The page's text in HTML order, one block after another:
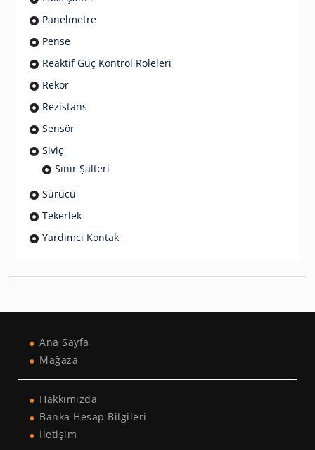
Panelmetre
Pense
Reaktif Güç Kontrol Roleleri
Rekor
Rezistans
Sensör
Siviç
Sınır Şalteri
Sürücü
Tekerlek
Yardımcı Kontak
Ana Sayfa
Mağaza
Hakkımızda
Banka Hesap Bilgileri
İletişim